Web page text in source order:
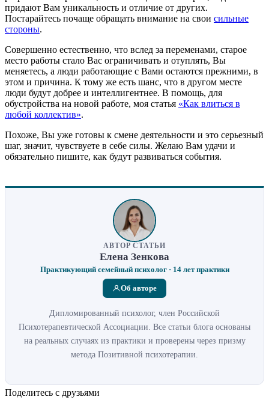
придают Вам уникальность и отличие от других.
Постарайтесь почаще обращать внимание на свои сильные
стороны.
Совершенно естественно, что вслед за переменами, старое
место работы стало Вас ограничивать и отуплять, Вы
меняетесь, а люди работающие с Вами остаются прежними, в
этом и причина. К тому же есть шанс, что в другом месте
люди будут добрее и интеллигентнее. В помощь, для
обустройства на новой работе, моя статья «Как влиться в
любой коллектив».
Похоже, Вы уже готовы к смене деятельности и это серьезный
шаг, значит, чувствуете в себе силы. Желаю Вам удачи и
обязательно пишите, как будут развиваться события.
АВТОР СТАТЬИ
Елена Зенкова
Практикующий семейный психолог · 14 лет практики
Об авторе
Дипломированный психолог, член Российской
Психотерапевтической Ассоциации. Все статьи блога основаны
на реальных случаях из практики и проверены через призму
метода Позитивной психотерапии.
Поделитесь с друзьями